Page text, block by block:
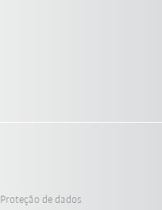
Proteção de dados